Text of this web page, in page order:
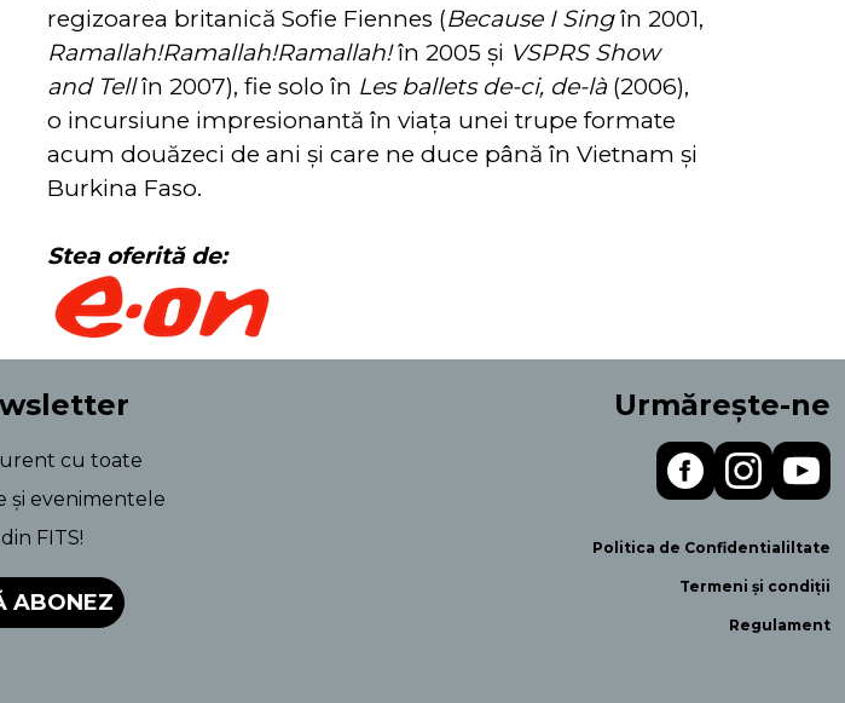
regizoarea britanică Sofie Fiennes (Because I Singîn 2001,
Ramallah!Ramallah!Ramallah!în 2005 și VSPRS Show
and Tellîn 2007), fie solo în Les ballets de-ci, de-là (2006),
o incursiune impresionantă în viața unei trupe formate
acum douăzeci de ani și care ne duce până în Vietnam și
Burkina Faso.
Stea oferită de:
cu toate
și evenimentele
din FITS!
ABONEZ
Urmărește-ne
Politica de Confidentialiltate
Termeni și condiții
Regulament